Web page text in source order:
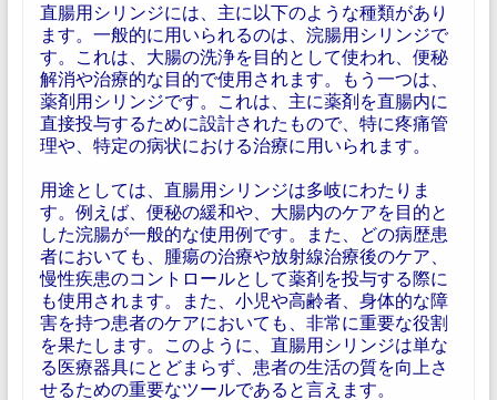
直腸用シリンジには、主に以下のような種類があり
ます。一般的に用いられるのは、浣腸用シリンジで
す。これは、大腸の洗浄を目的として使われ、便秘
解消や治療的な目的で使用されます。もう一つは、
薬剤用シリンジです。これは、主に薬剤を直腸内に
直接投与するために設計されたもので、特に疼痛管
理や、特定の病状における治療に用いられます。
用途としては、直腸用シリンジは多岐にわたりま
す。例えば、便秘の緩和や、大腸内のケアを目的と
した浣腸が一般的な使用例です。また、どの病歴患
者においても、腫瘍の治療や放射線治療後のケア、
慢性疾患のコントロールとして薬剤を投与する際に
も使用されます。また、小児や高齢者、身体的な障
害を持つ患者のケアにおいても、非常に重要な役割
を果たします。このように、直腸用シリンジは単な
る医療器具にとどまらず、患者の生活の質を向上さ
せるための重要なツールであると言えます。